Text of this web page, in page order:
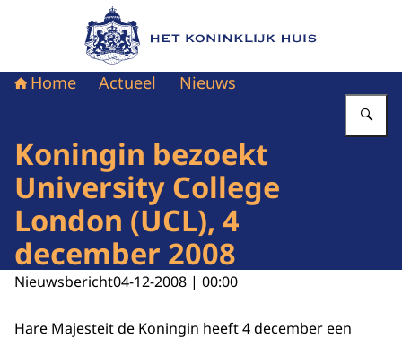
Naar de homepage van Het Koninklijk Huis
Home Actueel Nieuws
Koningin bezoekt
University College
London (UCL), 4
december 2008
Nieuwsbericht04-12-2008 | 00:00
Hare Majesteit de Koningin heeft 4 december een